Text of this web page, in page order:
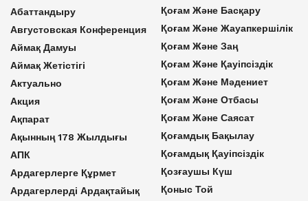
Абаттандыру
Августовская Конференция
Аймақ Дамуы
Аймақ Жетістігі
Актуально
Акция
Ақпарат
Ақынның 178 Жылдығы
АПК
Ардагерлерге Құрмет
Ардагерлерді Ардақтайық
Қоғам Және Басқару
Қоғам Және Жауапкершілік
Қоғам Және Заң
Қоғам Және Қауіпсіздік
Қоғам Және Мәдениет
Қоғам Және Отбасы
Қоғам Және Саясат
Қоғамдық Бақылау
Қоғамдық Қауіпсіздік
Қозғаушы Күш
Қоныс Той